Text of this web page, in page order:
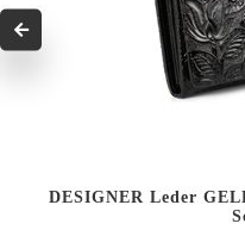
DESIGNER Leder